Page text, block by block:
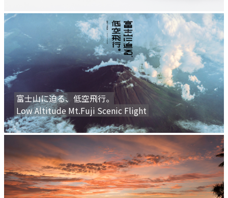
富士山に迫る、低空飛行。
Low Altitude Mt.Fuji Scenic Flight